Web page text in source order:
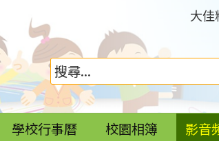
大佳
學校行事曆 校園相簿
影音